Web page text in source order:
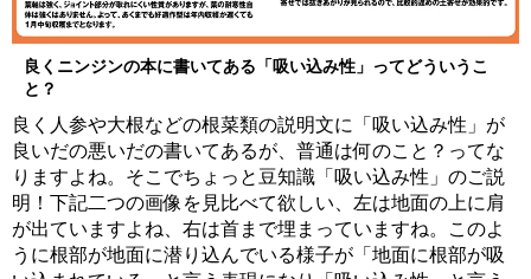
良くニンジンの本に書いてある「吸い込み性」ってどういうこ
と？
良く人参や大根などの根菜類の説明文に「吸い込み性」が
良いだの悪いだの書いてあるが、普通は何のこと？ってな
りますよね。そこでちょっと豆知識「吸い込み性」のご説
明！下記二つの画像を見比べて欲しい、左は地面の上に肩
が出ていますよね、右は首まで埋まっていますね。このよ
うに根部が地面に潜り込んでいる様子が「地面に根部が吸